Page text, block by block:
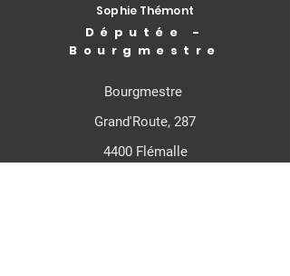
Sophie Thémont
Députée -
Bourgmestre
Bourgmestre
Grand'Route, 287
4400 Flémalle